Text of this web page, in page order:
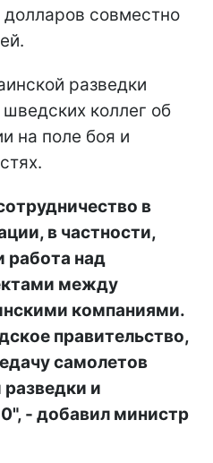
совместно
разведки
коллег об
на поле боя и
в
в частности,
работа над
между
компаниями.
правительство,
самолетов
и
- добавил министр